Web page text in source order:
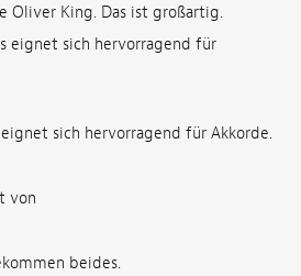
Oliver King. Das ist großartig.
eignet sich hervorragend für
sich hervorragend für Akkorde.
von
beides.